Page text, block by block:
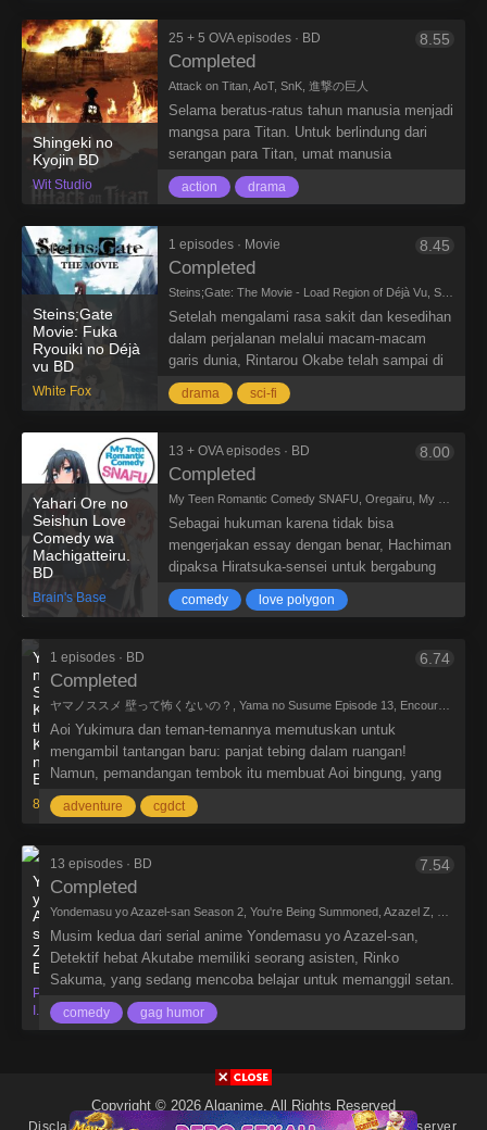
Kumano sampai SMP, sudah diputuskan
bahwa dia dan teman masa kecilnya, Miyuki,
akan mendaftar di SMA Houjou di Tokyo.
Himegami muncul dan kejadian yang
mengerikan pun terjadi. Keluarga Izumiko
mengusung sebuah rahasia besar yang terus
Izumiko pelajari.
Shingeki no
Kyojin BD
Wit Studio
25 + 5 OVA episodes · BD
Completed
Attack on Titan, AoT, SnK, 進撃の巨人
8.55
Selama beratus-ratus tahun manusia menjadi
mangsa para Titan. Untuk berlindung dari
serangan para Titan, umat manusia
membangun tembok yang sangat besar dan
tinggi. Namun tembok ini tak selamanya
raksasa berhasil menghancurkan tombok dan
masuk ke wilayah pemukiman. Umat
manusia pun tak punya pilihan lain selain
action drama
Steins;Gate
Movie: Fuka
Ryouiki no Déjà
vu BD
White Fox
1 episodes · Movie
Completed
8.45
Setelah mengalami rasa sakit dan kesedihan
dalam perjalanan melalui macam-macam
garis dunia, Rintarou Okabe telah sampai di
garis dunia yang disebut dengan garis dunia
Steins;Gate. Dunia di mana teman-temannya
ada. Tapi tiba-tiba saja Rintarou Okabe
merasakan efek dari ingatannya yang telah
melewati macam-macam garis dunia. Apa
terkena efek Reading Steiner yang
berlebihan?
drama sci-fi
Yahari Ore no
Seishun Love
Comedy wa
Machigatteiru.
BD
Brain's Base
13 + OVA episodes · BD
Completed
8.00
Sebagai hukuman karena tidak bisa
mengerjakan essay dengan benar, Hachiman
dipaksa Hiratsuka-sensei untuk bergabung
dengan klub relawan. Di klub itu dia bertemu
dengan Yukinoshita, gadis paling populer di
sosial sering bertikai dengan Yukinoshita
Namun seiring berjalannya waktu keduanya
menjalankan kegiatan klub relawan bersama
dengan Yuigahama yang ikut bergabung
setelah sebelumnya pernah meminta bantuan
untuk mengajari membuat kue.
comedy love polygon
Yama
no
Susume:
Kabe
tte
Kowakunai
no?
BD
8bit
1 episodes · BD
Completed
6.74
Aoi Yukimura dan teman-temannya memutuskan untuk
mengambil tantangan baru: panjat tebing dalam ruangan!
Namun, pemandangan tembok itu membuat Aoi bingung, yang
khawatir akan ketinggian dan kerumitannya. Untungnya, Kaede
Saitou ada di sana untuk menjelaskan aturan pendakian dalam
Meskipun tembok tersebut tampak mengintimidasi dan tidak
dapat diatasi, Aoi menyadari bahwa dengan sedikit bantuan dari
teman-temannya, dia mungkin dapat mengatasi tantangan ini.
adventure cgdct
Yondemasu
yo,
Azazel-
san.
Z
BD
Production
I.G
13 episodes · BD
Completed
7.54
Musim kedua dari serial anime Yondemasu yo Azazel-san,
Detektif hebat Akutabe memiliki seorang asisten, Rinko
Sakuma, yang sedang mencoba belajar untuk memanggil setan.
Ini adalah cerita tentang nasib buruknya ketika dia benar-benar
berhasil memanggil 2 setan tak terduga.
comedy gag humor
Copyright © 2026 Alqanime. All Rights Reserved
Disclaimer: This site Alqanimedoes not store any files on its server.